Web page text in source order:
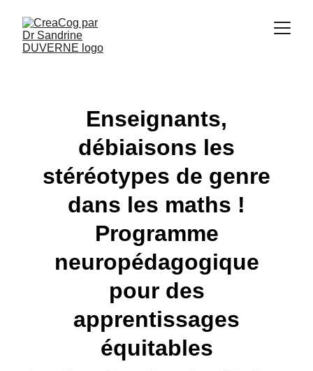
Enseignants,
débiaisons les
stéréotypes de genre
dans les maths !
Programme
neuropédagogique
pour des
apprentissages
équitables